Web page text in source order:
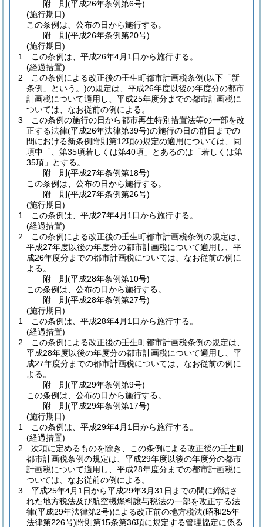
附 則(平成26年条例第6号)
(施行期日)
この条例は、公布の日から施行する。
附 則(平成26年条例第20号)
(施行期日)
1
この条例は、平成26年4月1日から施行する。
(経過措置)
2
この条例による改正後の壬生町都市計画税条例(以下「新
条例」という。)の規定は、平成26年度以後の年度分の都市
計画税について適用し、平成25年度分までの都市計画税に
ついては、なお従前の例による。
3
この条例の施行の日から都市再生特別措置法等の一部を改
正する法律(平成26年法律第39号)の施行の日の前日までの
間における新条例附則第12項の規定の適用については、同
項中「、第35項若しくは第40項」とあるのは「若しくは第
35項」とする。
附 則(平成27年条例第18号)
この条例は、公布の日から施行する。
附 則(平成27年条例第26号)
(施行期日)
1
この条例は、平成27年4月1日から施行する。
(経過措置)
2
この条例による改正後の壬生町都市計画税条例の規定は、
平成27年度以後の年度分の都市計画税について適用し、平
成26年度分までの都市計画税については、なお従前の例に
よる。
附 則(平成28年条例第10号)
この条例は、公布の日から施行する。
附 則(平成28年条例第27号)
(施行期日)
1
この条例は、平成28年4月1日から施行する。
(経過措置)
2
この条例による改正後の壬生町都市計画税条例の規定は、
平成28年度以後の年度分の都市計画税について適用し、平
成27年度分までの都市計画税については、なお従前の例に
よる。
附 則(平成29年条例第9号)
この条例は、公布の日から施行する。
附 則(平成29年条例第17号)
(施行期日)
1
この条例は、平成29年4月1日から施行する。
(経過措置)
2
次項に定めるものを除き、この条例による改正後の壬生町
都市計画税条例の規定は、平成29年度以後の年度分の都市
計画税について適用し、平成28年度分までの都市計画税に
ついては、なお従前の例による。
3
平成25年4月1日から平成29年3月31日までの間に締結さ
れた地方税法及び航空機燃料譲与税法の一部を改正する法
律(平成29年法律第2号)による改正前の地方税法(昭和25年
法律第226号)附則第15条第36項に規定する管理協定に係る